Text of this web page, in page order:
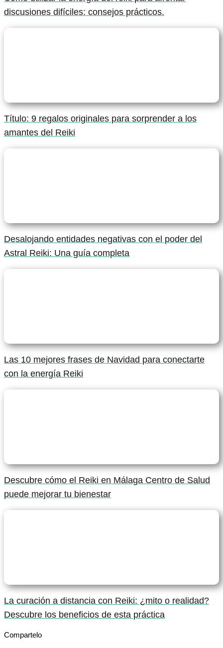
discusiones difíciles: consejos prácticos.
Título: 9 regalos originales para sorprender a los
amantes del Reiki
Desalojando entidades negativas con el poder del
Astral Reiki: Una guía completa
Las 10 mejores frases de Navidad para conectarte
con la energía Reiki
Descubre cómo el Reiki en Málaga Centro de Salud
puede mejorar tu bienestar
La curación a distancia con Reiki: ¿mito o realidad?
Descubre los beneficios de esta práctica
Compartelo